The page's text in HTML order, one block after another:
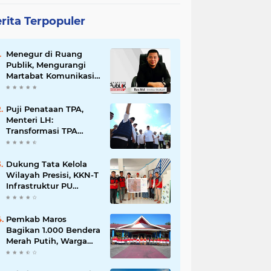
Terpopuler
Menegur di Ruang
Publik, Mengurangi
Martabat Komunikasi
Pemerintahan
Puji Penataan TPA,
Menteri LH:
Transformasi TPA
Tamangapa Makassar
Nasional
Dukung Tata Kelola
Wilayah Presisi, KKN-T
Infrastruktur PU
Unhas Gel. 116
Dusun Berbasis GIS ke
Desa Bonto Matene
Pemkab Maros
Bagikan 1.000 Bendera
Merah Putih, Warga
Kurang Mampu Jadi